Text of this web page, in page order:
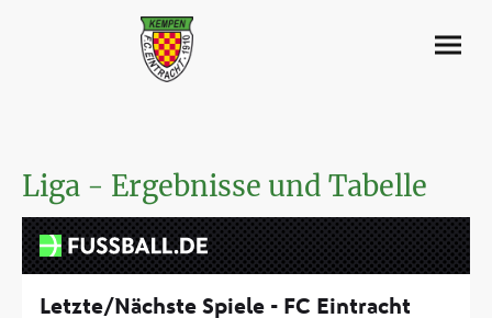
Liga - Ergebnisse und Tabelle